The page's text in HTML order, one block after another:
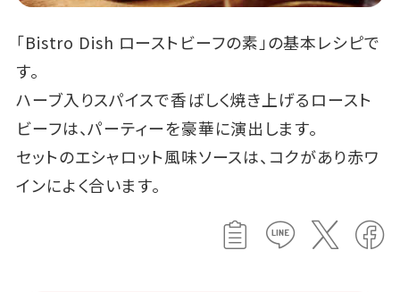
「Bistro Dish ローストビーフの素」の基本レシピで
す。
ハーブ入りスパイスで香ばしく焼き上げるロースト
ビーフは、パーティーを豪華に演出します。
セットのエシャロット風味ソースは、コクがあり赤ワ
インによく合います。